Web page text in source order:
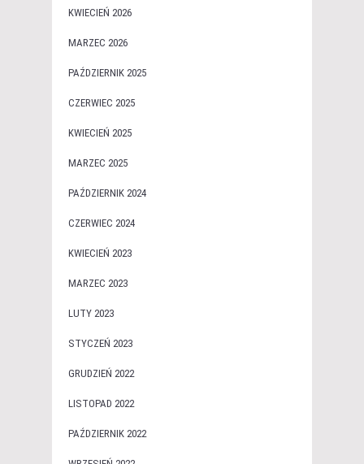
KWIECIEŃ 2026
MARZEC 2026
PAŹDZIERNIK 2025
CZERWIEC 2025
KWIECIEŃ 2025
MARZEC 2025
PAŹDZIERNIK 2024
CZERWIEC 2024
KWIECIEŃ 2023
MARZEC 2023
LUTY 2023
STYCZEŃ 2023
GRUDZIEŃ 2022
LISTOPAD 2022
PAŹDZIERNIK 2022